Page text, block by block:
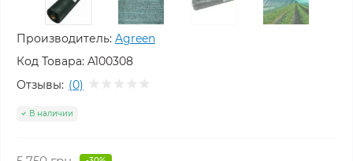
Производитель: Agreen
Код Товара: A100308
Отзывы: (0)
В наличии